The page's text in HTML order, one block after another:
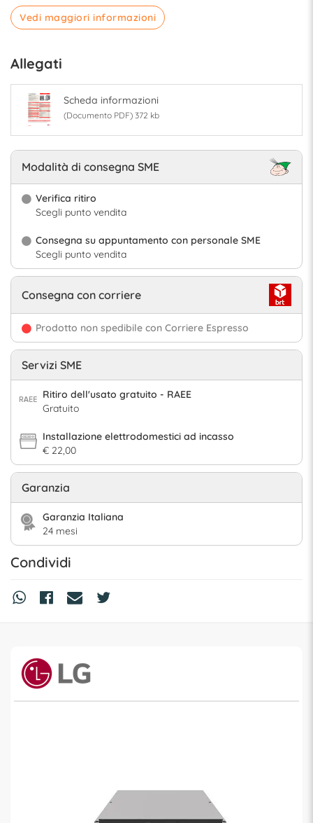
Vedi maggiori informazioni
Allegati
Scheda informazioni
(Documento PDF) 372 kb
Modalità di consegna SME
Verifica ritiro
Scegli punto vendita
Consegna su appuntamento con personale SME
Scegli punto vendita
Consegna con corriere
Prodotto non spedibile con Corriere Espresso
Servizi SME
Ritiro dell'usato gratuito - RAEE
Gratuito
Installazione elettrodomestici ad incasso
€ 22,00
Garanzia
Garanzia Italiana
24 mesi
Condividi